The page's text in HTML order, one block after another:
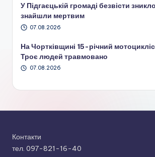
У Підгаєцькій громаді безвісти
знайшли мертвим
07.08.2026
На Чортківщині 15-річний
Троє людей травмовано
07.08.2026
Контакти
тел. 097-821-16-40